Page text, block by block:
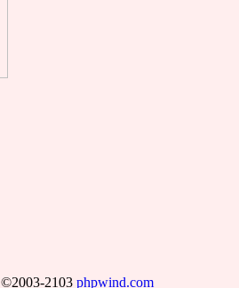
©2003-2103 phpwind.com